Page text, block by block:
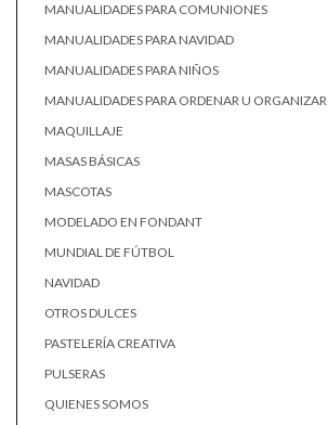
MANUALIDADES PARA COMUNIONES
MANUALIDADES PARA NAVIDAD
MANUALIDADES PARA NIÑOS
MANUALIDADES PARA ORDENAR U ORGANIZAR
MAQUILLAJE
MASAS BÁSICAS
MASCOTAS
MODELADO EN FONDANT
MUNDIAL DE FÚTBOL
NAVIDAD
OTROS DULCES
PASTELERÍA CREATIVA
PULSERAS
QUIENES SOMOS